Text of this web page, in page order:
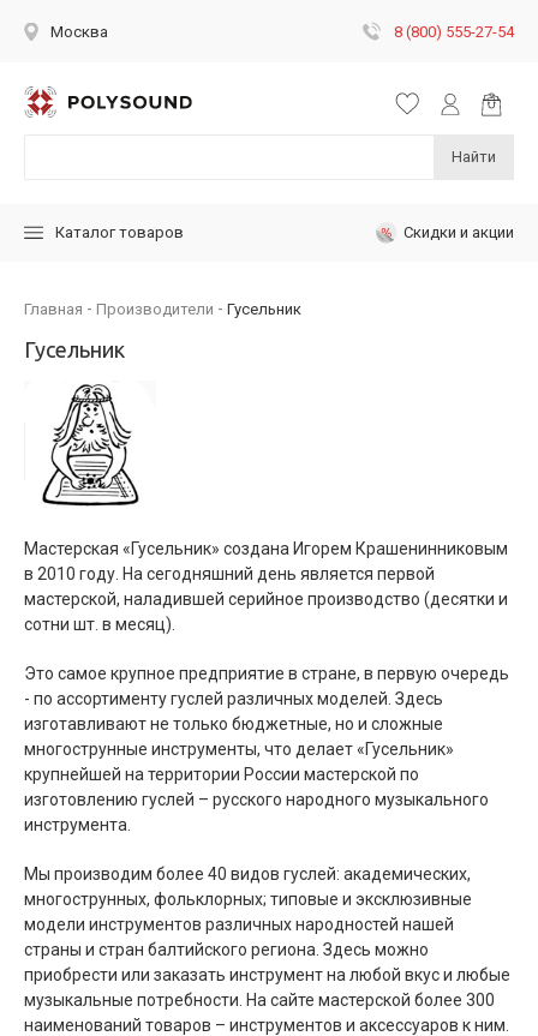
Москва 8 (800) 555-27-54
Найти
Каталог товаров Скидки и акции
Главная Производители Гусельник
Гусельник
Мастерская «Гусельник» создана Игорем Крашенинниковым
в 2010 году. На сегодняшний день является первой
мастерской, наладившей серийное производство (десятки и
сотни шт. в месяц).
Это самое крупное предприятие в стране, в первую очередь
- по ассортименту гуслей различных моделей. Здесь
изготавливают не только бюджетные, но и сложные
многострунные инструменты, что делает «Гусельник»
крупнейшей на территории России мастерской по
изготовлению гуслей – русского народного музыкального
инструмента.
Мы производим более 40 видов гуслей: академических,
многострунных, фольклорных; типовые и эксклюзивные
модели инструментов различных народностей нашей
страны и стран балтийского региона. Здесь можно
приобрести или заказать инструмент на любой вкус и любые
музыкальные потребности. На сайте мастерской более 300
наименований товаров – инструментов и аксессуаров к ним.